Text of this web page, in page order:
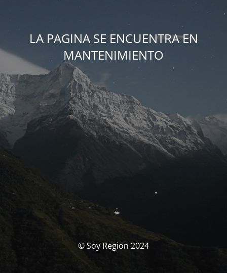
LA PAGINA SE ENCUENTRA EN
MANTENIMIENTO
© Soy Region 2024